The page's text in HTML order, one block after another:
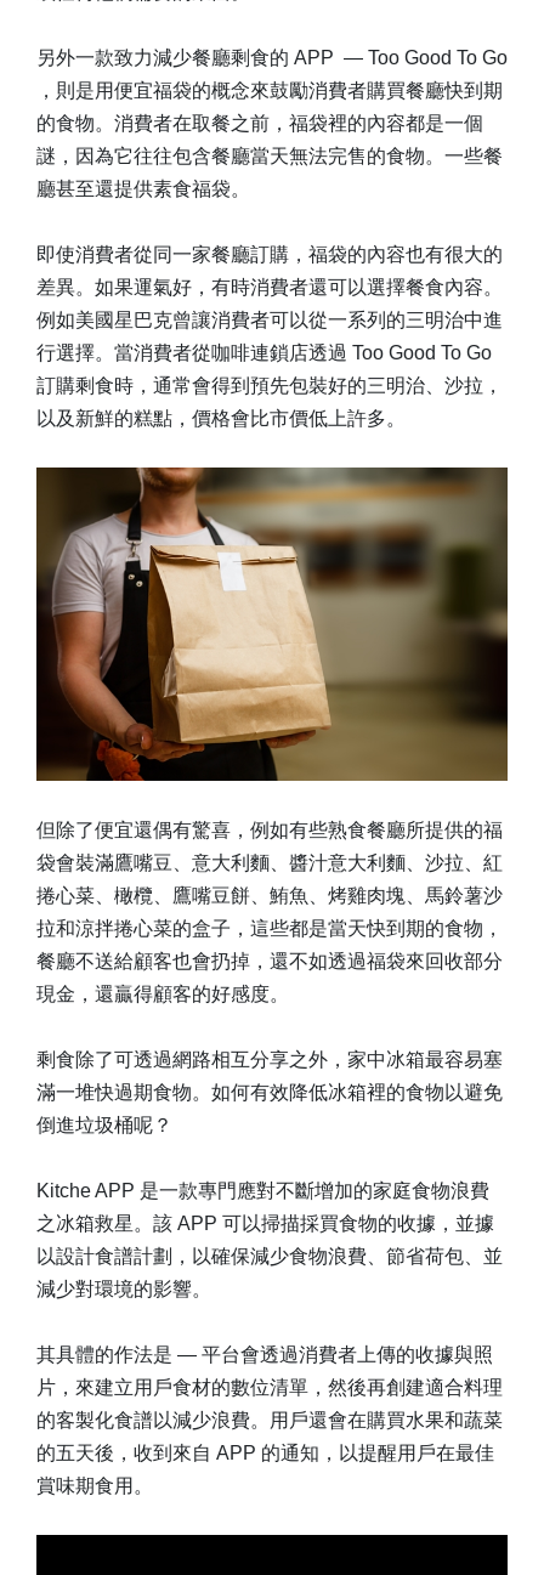
另外一款致力減少餐廳剩食的 APP — Too Good To Go
，則是用便宜福袋的概念來鼓勵消費者購買餐廳快到期
的食物。消費者在取餐之前，福袋裡的內容都是一個
謎，因為它往往包含餐廳當天無法完售的食物。一些餐
廳甚至還提供素食福袋。
即使消費者從同一家餐廳訂購，福袋的內容也有很大的
差異。如果運氣好，有時消費者還可以選擇餐食內容。
例如美國星巴克曾讓消費者可以從一系列的三明治中進
行選擇。當消費者從咖啡連鎖店透過 Too Good To Go
訂購剩食時，通常會得到預先包裝好的三明治、沙拉，
以及新鮮的糕點，價格會比市價低上許多。
但除了便宜還偶有驚喜，例如有些熟食餐廳所提供的福
袋會裝滿鷹嘴豆、意大利麵、醬汁意大利麵、沙拉、紅
捲心菜、橄欖、鷹嘴豆餅、鮪魚、烤雞肉塊、馬鈴薯沙
拉和涼拌捲心菜的盒子，這些都是當天快到期的食物，
餐廳不送給顧客也會扔掉，還不如透過福袋來回收部分
現金，還贏得顧客的好感度。
剩食除了可透過網路相互分享之外，家中冰箱最容易塞
滿一堆快過期食物。如何有效降低冰箱裡的食物以避免
倒進垃圾桶呢？
Kitche APP 是一款專門應對不斷增加的家庭食物浪費
之冰箱救星。該 APP 可以掃描採買食物的收據，並據
以設計食譜計劃，以確保減少食物浪費、節省荷包、並
減少對環境的影響。
其具體的作法是 — 平台會透過消費者上傳的收據與照
片，來建立用戶食材的數位清單，然後再創建適合料理
的客製化食譜以減少浪費。用戶還會在購買水果和蔬菜
的五天後，收到來自 APP 的通知，以提醒用戶在最佳
賞味期食用。